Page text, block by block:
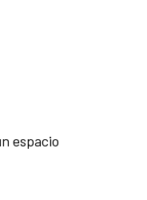
espacio